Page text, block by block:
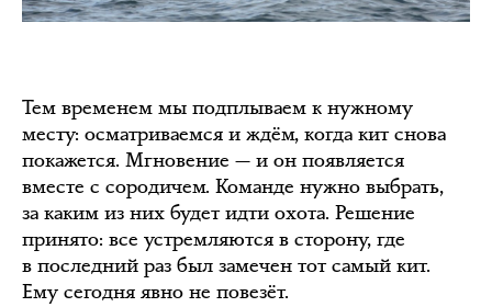
Тем временем мы подплываем к нужному
месту: осматриваемся и ждём, когда кит снова
покажется. Мгновение — и он появляется
вместе с сородичем. Команде нужно выбрать,
за каким из них будет идти охота. Решение
принято: все устремляются в сторону, где
в последний раз был замечен тот самый кит.
Ему сегодня явно не повезёт.